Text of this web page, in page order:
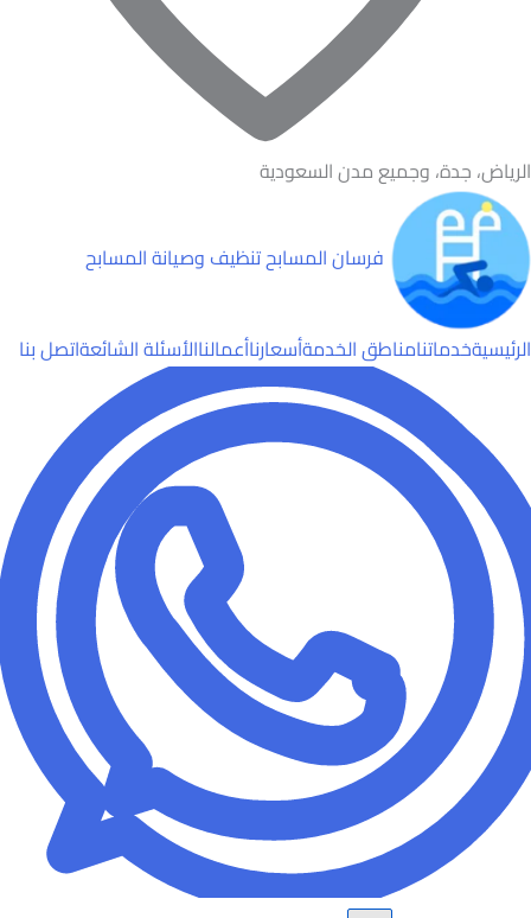
الرياض، جدة، وجميع مدن السعودية
فرسان المسابحتنظيف وصيانة المسابح
الرئيسيةخدماتنامناطق الخدمةأسعارناأعمالناالأسئلة الشائعةاتصل بنا